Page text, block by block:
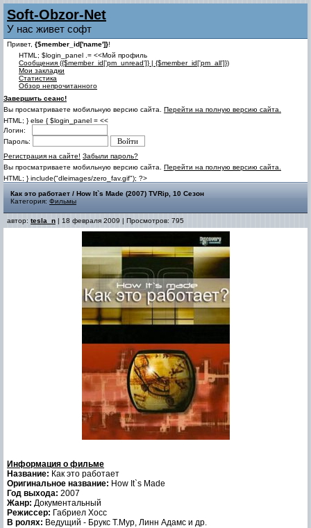
Soft-Obzor-Net
У нас живет софт
Привет, {$member_id['name']}!
HTML; $login_panel .= <<Мой профиль
Cообщения ({$member_id['pm_unread']} | {$member_id['pm_all']})
Мои закладки
Статистика
Обзор непрочитанного
Завершить сеанс!
Вы просматриваете мобильную версию сайта. Перейти на полную версию сайта.
HTML; } else { $login_panel = <<
Логин:
Пароль:
Регистрация на сайте! Забыли пароль?
Вы просматриваете мобильную версию сайта. Перейти на полную версию сайта.
HTML; } include("dleimages/zero_fav.gif"); ?>
Как это работает / How It`s Made (2007) TVRip, 10 Сезон
Категория: Фильмы
автор: tesla_n | 18 февраля 2009 | Просмотров: 795
Информация о фильме
Название: Как это работает
Оригинальное название: How It`s Made
Год выхода: 2007
Жанр: Документальный
Режиссер: Габриел Хосс
В ролях: Ведущий - Брукс Т.Мур, Линн Адамс и др.